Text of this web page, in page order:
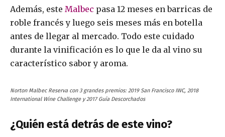
Además, este Malbec pasa 12 meses en barricas de
roble francés y luego seis meses más en botella
antes de llegar al mercado. Todo este cuidado
durante la vinificación es lo que le da al vino su
característico sabor y aroma.
Norton Malbec Reserva con 3 grandes premios: 2019 San Francisco IWC, 2018
International Wine Challenge y 2017 Guía Descorchados
¿Quién está detrás de este vino?